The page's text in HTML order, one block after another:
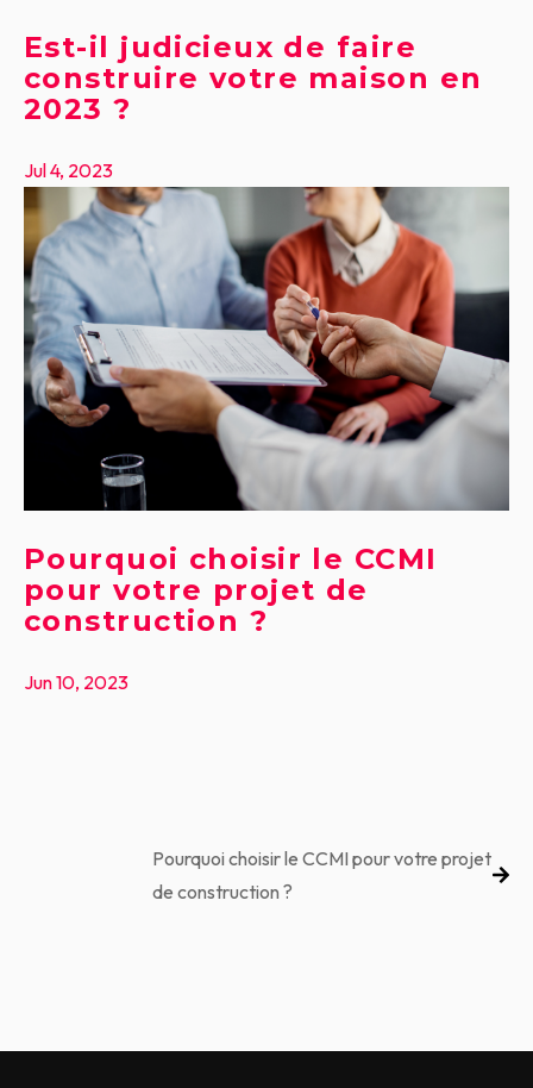
Est-il judicieux de faire
construire votre maison en
2023 ?
Jul 4, 2023
Pourquoi choisir le CCMI
pour votre projet de
construction ?
Jun 10, 2023
Pourquoi choisir le CCMI pour votre projet
de construction ?